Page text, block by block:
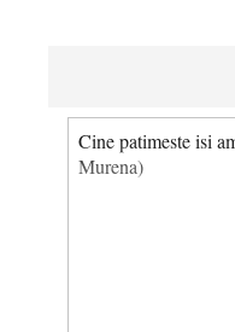
Cine patimeste isi
Murena)